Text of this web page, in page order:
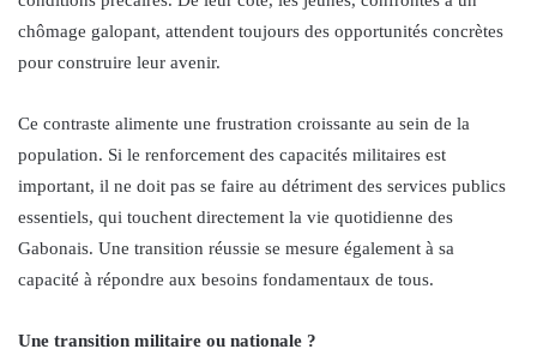
chômage galopant, attendent toujours des opportunités concrètes
pour construire leur avenir.
Ce contraste alimente une frustration croissante au sein de la
population. Si le renforcement des capacités militaires est
important, il ne doit pas se faire au détriment des services publics
essentiels, qui touchent directement la vie quotidienne des
Gabonais. Une transition réussie se mesure également à sa
capacité à répondre aux besoins fondamentaux de tous.
Une transition militaire ou nationale ?